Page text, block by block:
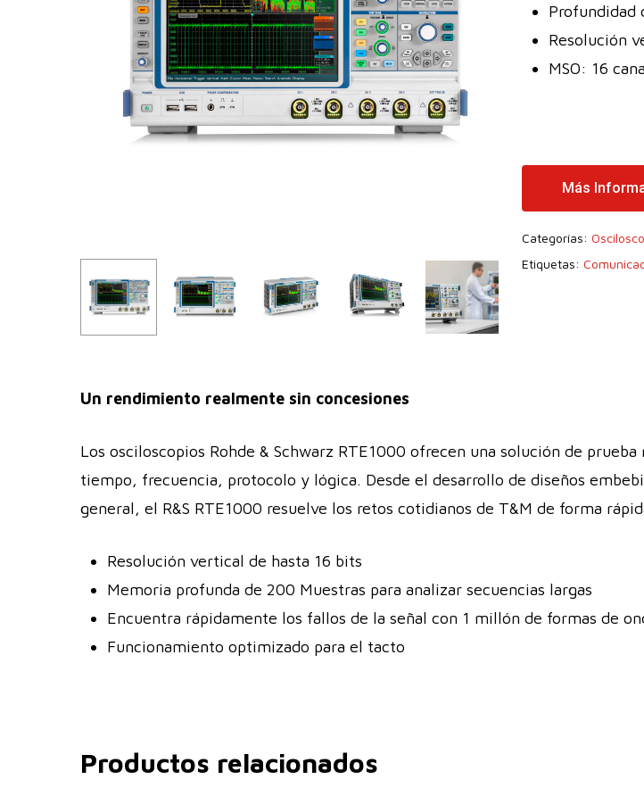
Profundidad
Resolución
MSO: 16
Más
Categorías:
Etiquetas:
Un rendimiento realmente sin concesiones
Los osciloscopios Rohde & Schwarz RTE1000 ofrecen una solución de
tiempo, frecuencia, protocolo y lógica. Desde el desarrollo de diseños
general, el R&S RTE1000 resuelve los retos cotidianos de T&M de forma
Resolución vertical de hasta 16 bits
Memoria profunda de 200 Muestras para analizar secuencias largas
Encuentra rápidamente los fallos de la señal con 1 millón de formas de
Funcionamiento optimizado para el tacto
Productos relacionados